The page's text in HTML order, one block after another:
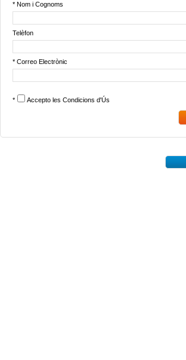
* Nom i Cognoms
Telèfon
* Correo Electrònic
* Accepto les Condicions d'Ús